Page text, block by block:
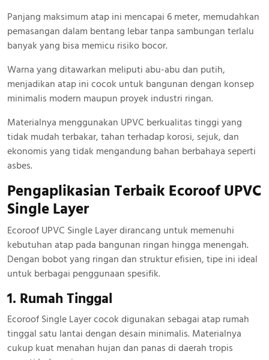
Panjang maksimum atap ini mencapai 6 meter, memudahkan
pemasangan dalam bentang lebar tanpa sambungan terlalu
banyak yang bisa memicu risiko bocor.
Warna yang ditawarkan meliputi abu-abu dan putih,
menjadikan atap ini cocok untuk bangunan dengan konsep
minimalis modern maupun proyek industri ringan.
Materialnya menggunakan UPVC berkualitas tinggi yang
tidak mudah terbakar, tahan terhadap korosi, sejuk, dan
ekonomis yang tidak mengandung bahan berbahaya seperti
asbes.
Pengaplikasian Terbaik Ecoroof UPVC
Single Layer
Ecoroof UPVC Single Layer dirancang untuk memenuhi
kebutuhan atap pada bangunan ringan hingga menengah.
Dengan bobot yang ringan dan struktur efisien, tipe ini ideal
untuk berbagai penggunaan spesifik.
1. Rumah Tinggal
Ecoroof Single Layer cocok digunakan sebagai atap rumah
tinggal satu lantai dengan desain minimalis. Materialnya
cukup kuat menahan hujan dan panas di daerah tropis